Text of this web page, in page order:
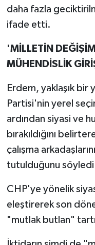
daha fazla
ifade etti.
'MİLLETİN
MÜHENDİSLİK
Erdem, yaklaşık bir
Partisi'nin yerel
ardından siyasi ve
bırakıldığını
çalışma
tutulduğunu
CHP'ye yönelik
eleştirerek son
"mutlak butlan"